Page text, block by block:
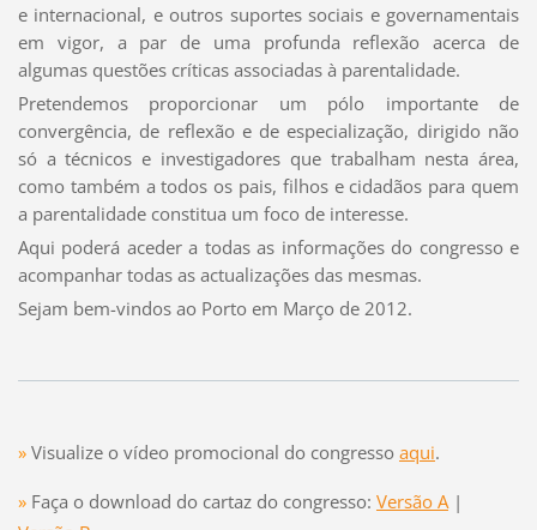
e internacional, e outros suportes sociais e governamentais
em vigor, a par de uma profunda reflexão acerca de
algumas questões críticas associadas à parentalidade.
Pretendemos proporcionar um pólo importante de
convergência, de reflexão e de especialização, dirigido não
só a técnicos e investigadores que trabalham nesta área,
como também a todos os pais, filhos e cidadãos para quem
a parentalidade constitua um foco de interesse.
Aqui poderá aceder a todas as informações do congresso e
acompanhar todas as actualizações das mesmas.
Sejam bem-vindos ao Porto em Março de 2012.
»Visualize o vídeo promocional do congresso aqui.
»Faça o download do cartaz do congresso: Versão A|